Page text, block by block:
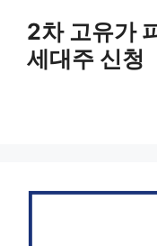
2차 고유가
세대주 신청